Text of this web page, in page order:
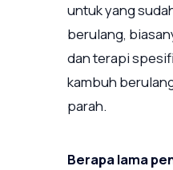
untuk yang
berulang,
dan terapi
kambuh
parah.
Berapa lama